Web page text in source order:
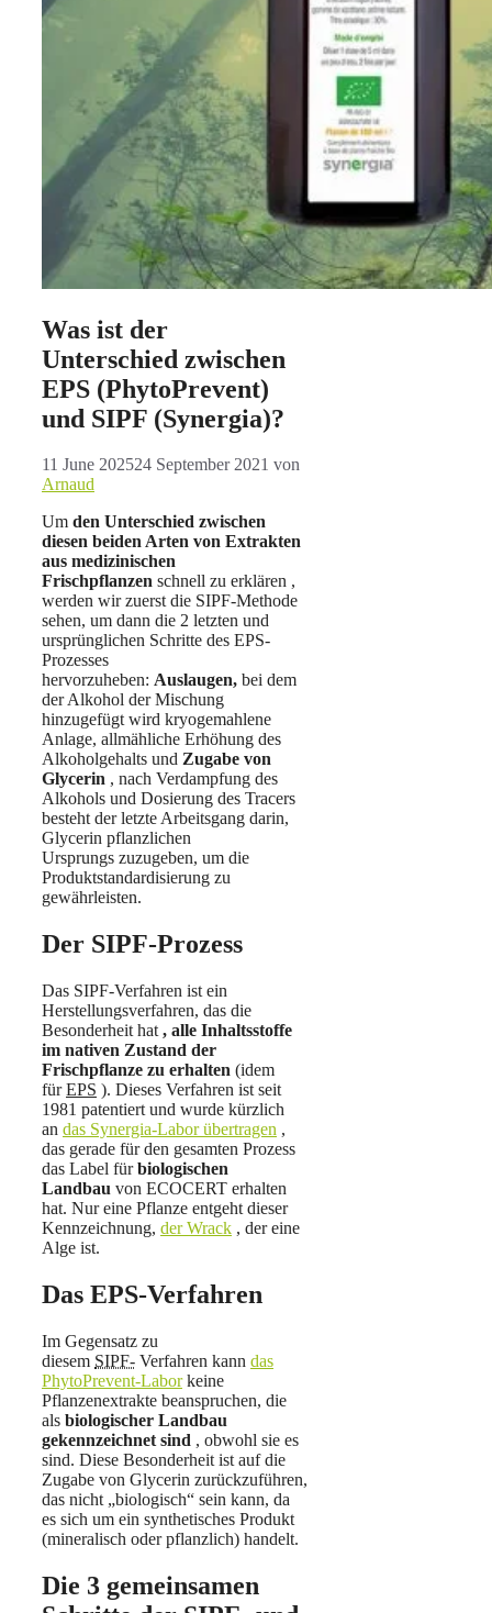
Was ist der
Unterschied zwischen
EPS (PhytoPrevent)
und SIPF (Synergia)?
11 June 202524 September 2021 von
Arnaud
Um den Unterschied zwischen
diesen beiden Arten von Extrakten
aus medizinischen
Frischpflanzen schnell zu erklären ,
werden wir zuerst die SIPF-Methode
sehen, um dann die 2 letzten und
ursprünglichen Schritte des EPS-
Prozesses
hervorzuheben: Auslaugen, bei dem
der Alkohol der Mischung
hinzugefügt wird kryogemahlene
Anlage, allmähliche Erhöhung des
Alkoholgehalts und Zugabe von
Glycerin , nach Verdampfung des
Alkohols und Dosierung des Tracers
besteht der letzte Arbeitsgang darin,
Glycerin pflanzlichen
Ursprungs zuzugeben, um die
Produktstandardisierung zu
gewährleisten.
Der SIPF-Prozess
Das SIPF-Verfahren ist ein
Herstellungsverfahren, das die
Besonderheit hat , alle Inhaltsstoffe
im nativen Zustand der
Frischpflanze zu erhalten (idem
fürEPS ). Dieses Verfahren ist seit
1981 patentiert und wurde kürzlich
an das Synergia-Labor übertragen ,
das gerade für den gesamten Prozess
das Label fürbiologischen
Landbau von ECOCERT erhalten
hat. Nur eine Pflanze entgeht dieser
Kennzeichnung, der Wrack , der eine
Alge ist.
Das EPS-Verfahren
Im Gegensatz zu
diesem SIPF- Verfahren kann das
PhytoPrevent-Laborkeine
Pflanzenextrakte beanspruchen, die
als biologischer Landbau
gekennzeichnet sind , obwohl sie es
sind. Diese Besonderheit ist auf die
Zugabe von Glycerin zurückzuführen,
das nicht „biologisch“ sein kann, da
es sich um ein synthetisches Produkt
(mineralisch oder pflanzlich) handelt.
Die 3 gemeinsamen